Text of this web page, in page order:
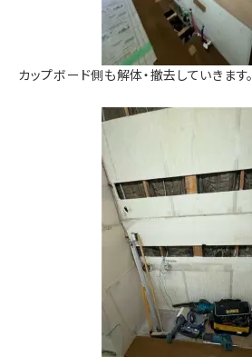
カップボード側も解体・撤去していきます。